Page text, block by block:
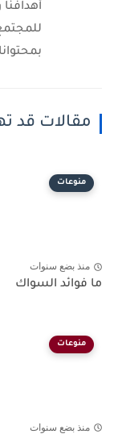
مقالات قد
منوعات
منذ بضع سنوات
ما فوائد السواك
منوعات
منذ بضع سنوات